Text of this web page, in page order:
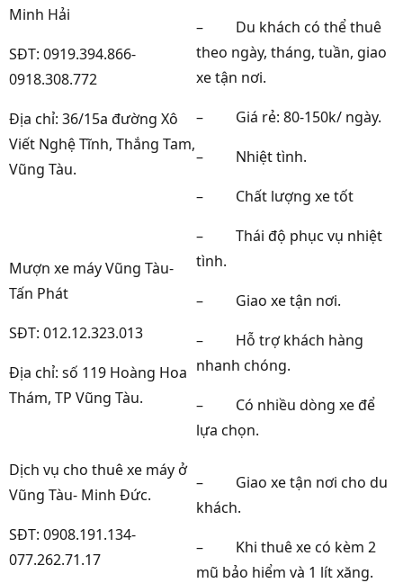
Minh Hải
SĐT: 0919.394.866-
0918.308.772
Địa chỉ: 36/15a đường Xô
Viết Nghệ Tĩnh, Thắng Tam,
Vũng Tàu.
–
Du khách có thể thuê
theo ngày, tháng, tuần, giao
xe tận nơi.
–
Giá rẻ: 80-150k/ ngày.
–
Nhiệt tình.
–
Chất lượng xe tốt
Mượn xe máy Vũng Tàu-
Tấn Phát
SĐT: 012.12.323.013
Địa chỉ: số 119 Hoàng Hoa
Thám, TP Vũng Tàu.
–
Thái độ phục vụ nhiệt
tình.
–
Giao xe tận nơi.
–
Hỗ trợ khách hàng
nhanh chóng.
–
Có nhiều dòng xe để
lựa chọn.
Dịch vụ cho thuê xe máy ở
Vũng Tàu- Minh Đức.
SĐT: 0908.191.134-
077.262.71.17
–
Giao xe tận nơi cho du
khách.
–
Khi thuê xe có kèm 2
mũ bảo hiểm và 1 lít xăng.